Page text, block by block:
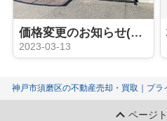
価格変更のお知らせ(・∀・)♪
2023-03-13
神戸市須磨区の不動産売却・買取｜プラ
ページ